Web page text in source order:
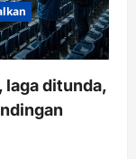
ditunda,